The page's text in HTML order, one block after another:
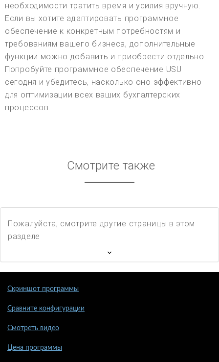
необходимости тратить время и усилия вручную.
Если вы хотите адаптировать программное
обеспечение к конкретным потребностям и
требованиям вашего бизнеса, дополнительные
функции можно добавить и приобрести отдельно.
Попробуйте программное обеспечение USU
сегодня и убедитесь, насколько оно эффективно
для оптимизации всех ваших бухгалтерских
процессов.
Смотрите также
Пожалуйста, смотрите другие страницы в этом
разделе
Скриншот программы
Сравните конфигурации
Смотреть видео
Цена программы